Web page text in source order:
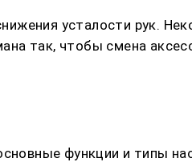
усталости рук.
так, чтобы смена
функции и типы